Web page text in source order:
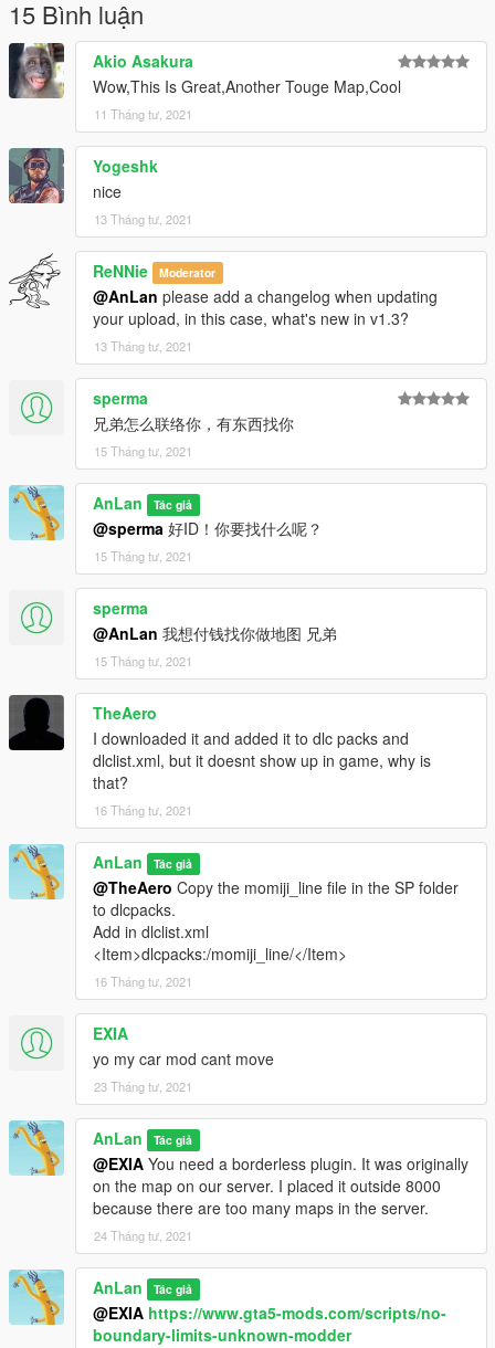
15 Bình luận
Akio Asakura
Wow,This Is Great,Another Touge Map,Cool
11 Tháng tư, 2021
Yogeshk
nice
13 Tháng tư, 2021
ReNNie Moderator
@AnLan please add a changelog when updating
your upload, in this case, what's new in v1.3?
13 Tháng tư, 2021
sperma
兄弟怎么联络你，有东西找你
15 Tháng tư, 2021
AnLan Tác giả
@sperma 好ID！你要找什么呢？
15 Tháng tư, 2021
sperma
@AnLan 我想付钱找你做地图 兄弟
15 Tháng tư, 2021
TheAero
I downloaded it and added it to dlc packs and
dlclist.xml, but it doesnt show up in game, why is
that?
16 Tháng tư, 2021
AnLan Tác giả
@TheAero Copy the momiji_line file in the SP folder
to dlcpacks.
Add in dlclist.xml
<Item>dlcpacks:/momiji_line/</Item>
16 Tháng tư, 2021
EXIA
yo my car mod cant move
23 Tháng tư, 2021
AnLan Tác giả
@EXIA You need a borderless plugin. It was originally
on the map on our server. I placed it outside 8000
because there are too many maps in the server.
24 Tháng tư, 2021
AnLan Tác giả
@EXIA https://www.gta5-mods.com/scripts/no-
boundary-limits-unknown-modder